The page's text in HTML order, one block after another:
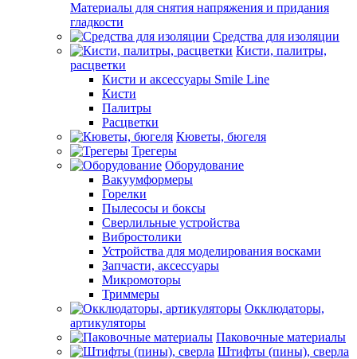
Материалы для снятия напряжения и придания
гладкости
Средства для изоляции
Кисти, палитры,
расцветки
Кисти и аксессуары Smile Line
Кисти
Палитры
Расцветки
Кюветы, бюгеля
Трегеры
Оборудование
Вакуумформеры
Горелки
Пылесосы и боксы
Сверлильные устройства
Вибростолики
Устройства для моделирования восками
Запчасти, аксессуары
Микромоторы
Триммеры
Окклюдаторы,
артикуляторы
Паковочные материалы
Штифты (пины), сверла